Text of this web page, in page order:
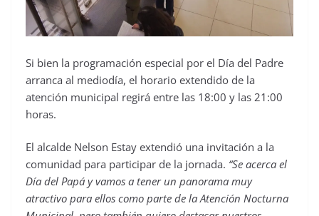
Si bien la programación especial por el Día del Padre
arranca al mediodía, el horario extendido de la
atención municipal regirá entre las 18:00 y las 21:00
horas.
El alcalde Nelson Estay extendió una invitación a la
comunidad para participar de la jornada. “Se acerca el
Día del Papá y vamos a tener un panorama muy
atractivo para ellos como parte de la Atención Nocturna